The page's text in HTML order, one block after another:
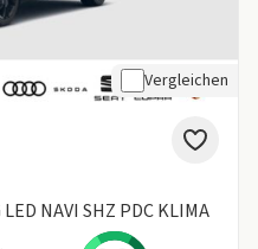
Vergleichen
NAVI SHZ PDC KLIMA